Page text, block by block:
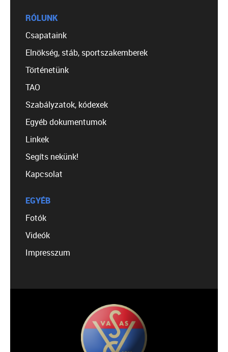
RÓLUNK
Csapataink
Elnökség, stáb, sportszakemberek
Történetünk
TAO
Szabályzatok, kódexek
Egyéb dokumentumok
Linkek
Segíts nekünk!
Kapcsolat
EGYÉB
Fotók
Videók
Impresszum